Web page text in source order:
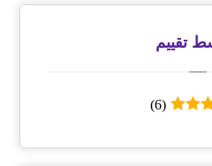
​​تقييم
(6)